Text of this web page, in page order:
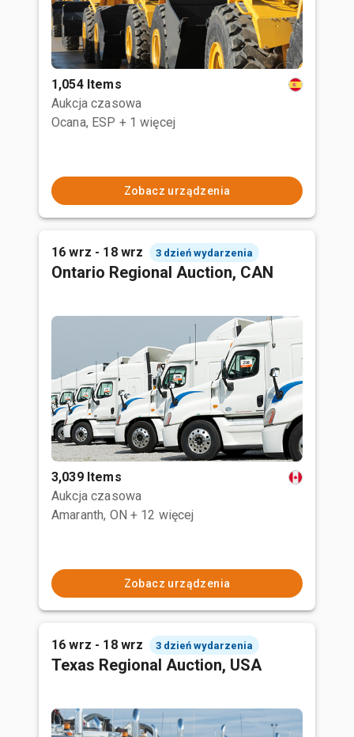
1,054 Items
Aukcja czasowa
Ocana, ESP + 1 więcej
Zobacz urządzenia
16 wrz - 18 wrz 3 dzień wydarzenia
Ontario Regional Auction, CAN
3,039 Items
Aukcja czasowa
Amaranth, ON + 12 więcej
Zobacz urządzenia
16 wrz - 18 wrz 3 dzień wydarzenia
Texas Regional Auction, USA